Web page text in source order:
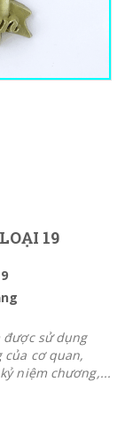
19
được sử dụng
cơ quan,
niệm chương,...